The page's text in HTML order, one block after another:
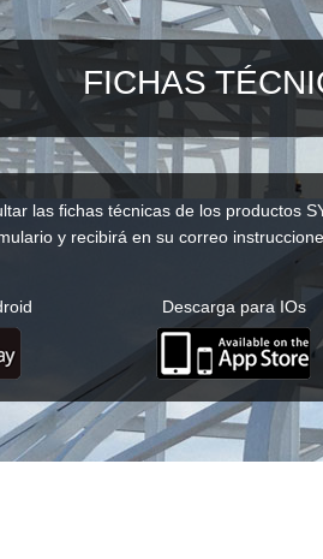
FICHAS
las fichas técnicas de los productos
y recibirá en su correo
Descarga para IOs